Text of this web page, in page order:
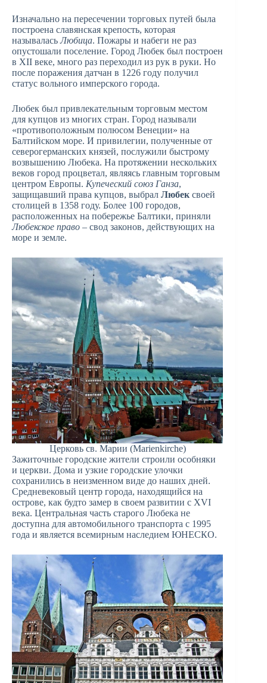
Изначально на пересечении торговых путей была
построена славянская крепость, которая
называласьЛюбица. Пожары и набеги не раз
опустошали поселение. Город Любек был построен
в XII веке, много раз переходил из рук в руки. Но
после поражения датчан в 1226 году получил
статус вольного имперского города.
Любек был привлекательным торговым местом
для купцов из многих стран. Город называли
«противоположным полюсом Венеции» на
Балтийском море. И привилегии, полученные от
северогерманских князей, послужили быстрому
возвышению Любека. На протяжении нескольких
веков город процветал, являясь главным торговым
центром Европы. Купеческий союз Ганза,
защищавший права купцов, выбрал Любек своей
столицей в 1358 году. Более 100 городов,
расположенных на побережье Балтики, приняли
Любекское право – свод законов, действующих на
море и земле.
Церковь св. Марии (Marienkirche)
Зажиточные городские жители строили особняки
и церкви. Дома и узкие городские улочки
сохранились в неизменном виде до наших дней.
Средневековый центр города, находящийся на
острове, как будто замер в своем развитии с XVI
века. Центральная часть старого Любека не
доступна для автомобильного транспорта с 1995
года и является всемирным наследием ЮНЕСКО.